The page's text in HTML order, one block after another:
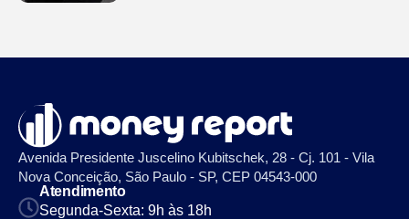
Avenida Presidente Juscelino Kubitschek, 28 - Cj. 101 - Vila
Nova Conceição, São Paulo - SP, CEP 04543-000
Atendimento
Segunda-Sexta: 9h às 18h